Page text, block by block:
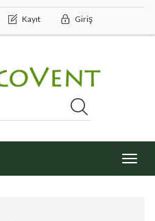
Kayıt Giriş